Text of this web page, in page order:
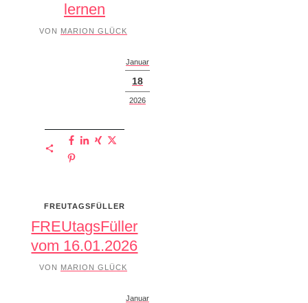
lernen
VON MARION GLÜCK
Januar
18
2026
FREUTAGSFÜLLER
FREUtagsFüller
vom 16.01.2026
VON MARION GLÜCK
Januar